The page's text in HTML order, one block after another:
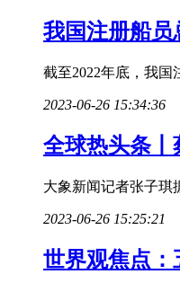
我国注册船员
截至2022年底，我国
2023-06-26 15:34:36
全球热头条丨
大象新闻记者张子琪
2023-06-26 15:25:21
世界观焦点：